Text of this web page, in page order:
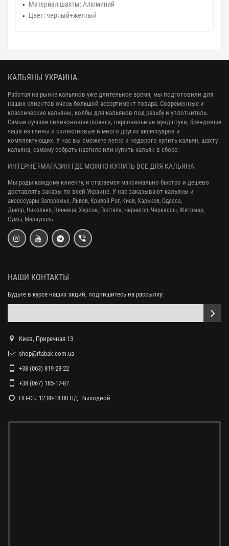
Материал шахты: Алюминий
Цвет: черный+желтый
КАЛЬЯНЫ УКРАИНА.
Работая на рынке кальянов уже длительное время, мы подготовили для
наших клиентов очень большой ассортимент товара. Современные и
классические кальяны, колбы для кальянов под резьбу и уплотнитель.
Самые лучшие силиконовые шланги, персональные мундштуки, брендовые
чаши из глины и силиконовые и много других аксессуаров и
комплектующих. У нас вы сможете легко и недорого купить кальян, шахту
кальяна, самому собрать наргиле или купить кальян в сборе.
ИНТЕРНЕТ-МАГАЗИН ГДЕ МОЖНО КУПИТЬ ВСЕ ДЛЯ КАЛЬЯНА
Мы рады каждому клиенту, и стараемся максимально быстро и дешево
доставлять заказы по всей Украине. У нас заказывают кальяны и
аксессуары Запорожье, Львов, Кривой Рог, Киев, Харьков, Одесса,
Днепр, Николаев, Винница, Херсон, Полтава, Чернигов, Черкассы, Житомир,
Сумы, Мариуполь.
НАШИ КОНТАКТЫ
Будьте в курсе наших акций, подпишитесь на рассылку:
Киев, Приречная 13
shop@rtabak.com.ua
+38 (063) 819-28-22
+38 (067) 185-17-87
ПН-СБ: 12:00-18:00 НД: Выходной